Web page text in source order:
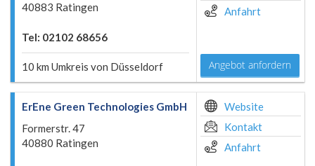
40883 Ratingen
Tel: 02102 68656
10 km Umkreis von Düsseldorf
Anfahrt
Angebot anfordern
ErEne Green Technologies GmbH
Formerstr. 47
40880 Ratingen
Website
Kontakt
Anfahrt